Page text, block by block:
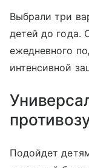
Выбрали три
детей до года.
ежедневного
интенсивной
Подойдет